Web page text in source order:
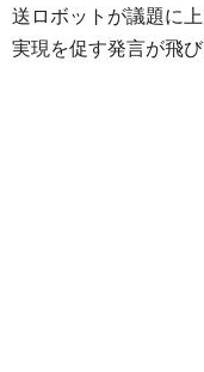
送ロボットが議題に
実現を促す発言が飛び